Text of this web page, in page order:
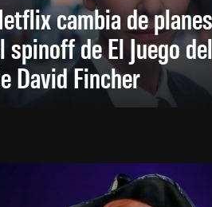
cambia de
spinoff de El Juego
David Fincher